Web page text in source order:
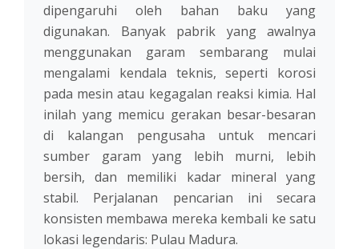
dipengaruhi oleh bahan baku yang
digunakan. Banyak pabrik yang awalnya
menggunakan garam sembarang mulai
mengalami kendala teknis, seperti korosi
pada mesin atau kegagalan reaksi kimia. Hal
inilah yang memicu gerakan besar-besaran
di kalangan pengusaha untuk mencari
sumber garam yang lebih murni, lebih
bersih, dan memiliki kadar mineral yang
stabil. Perjalanan pencarian ini secara
konsisten membawa mereka kembali ke satu
lokasi legendaris: Pulau Madura.